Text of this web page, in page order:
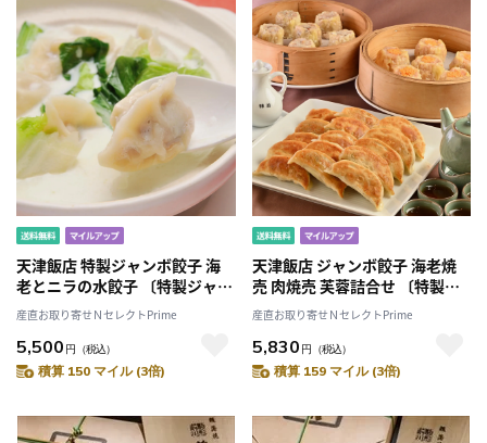
天津飯店 特製ジャンボ餃子 海
老とニラの水餃子 〔特製ジャン
ボ餃子40g、海老とニラの水餃
子20g 各30個〕
産直お取り寄せＮセレクトPrime
5,500 円 （税込）
積算 150 マイル (3倍)
天津飯店 ジャンボ餃子 海老焼
売 肉焼売 芙蓉詰合せ 〔特製ジ
ャンボ餃子40g×20、海老焼売
40g×6、肉焼売40g×6〕
産直お取り寄せＮセレクトPrime
5,830 円 （税込）
積算 159 マイル (3倍)